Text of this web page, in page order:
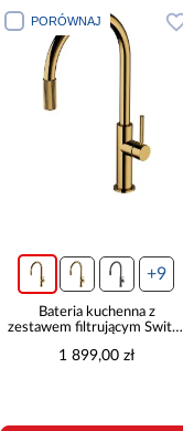
PORÓWNAJ
+9
Bateria kuchenna z
zestawem filtrującym Switch
1 899,00 zł